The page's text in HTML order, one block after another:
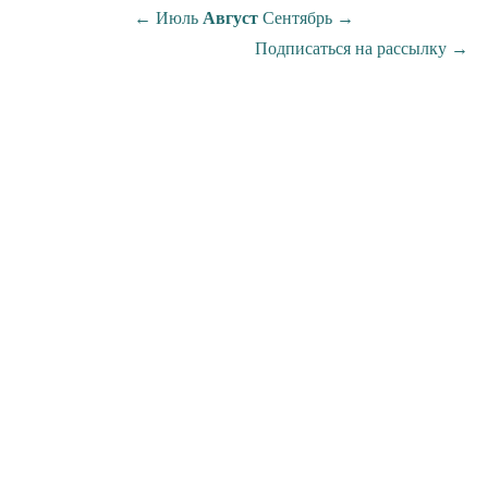
← Июль Август Сентябрь →
Подписаться на рассылку →